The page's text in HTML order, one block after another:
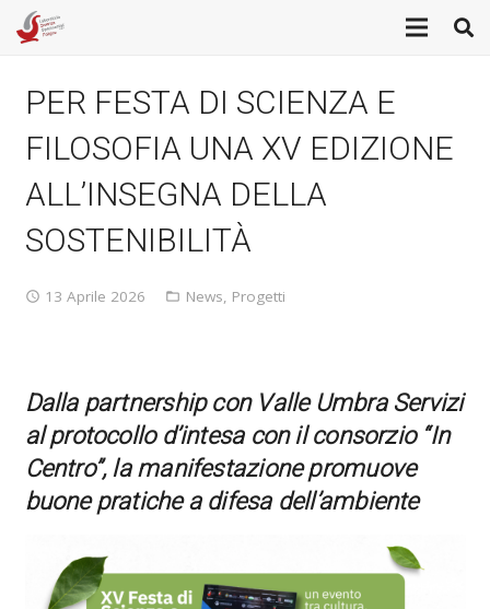
PER FESTA DI SCIENZA E
FILOSOFIA UNA XV EDIZIONE
ALL’INSEGNA DELLA
SOSTENIBILITÀ
13 Aprile 2026 News Progetti
Dalla partnership con Valle Umbra Servizi
al protocollo d’intesa con il consorzio “In
Centro”, la manifestazione promuove
buone pratiche a difesa dell’ambiente